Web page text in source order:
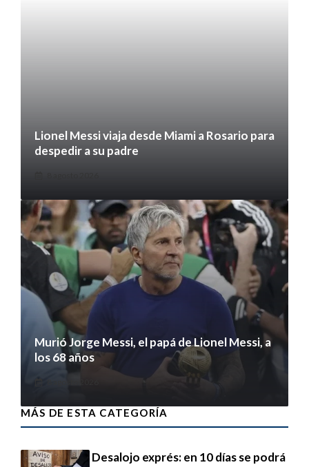
Lionel Messi viaja desde Miami a Rosario para
despedir a su padre
Murió Jorge Messi, el papá de Lionel Messi, a
los 68 años
MÁS DE ESTA CATEGORÍA
Desalojo exprés: en 10 días se podrá